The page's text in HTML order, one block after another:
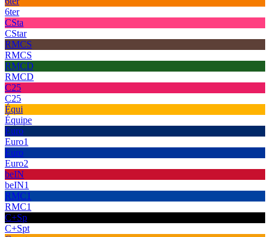
6ter
CSta
CStar
RMCS
RMCS
RMCD
RMCD
C25
C25
Équi
Équipe
Euro
Euro1
Euro
Euro2
beIN
beIN1
RMC1
RMC1
C+Sp
C+Spt